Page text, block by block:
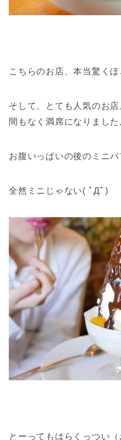
こちらのお店、本当驚くほ
そして、とても人気のお
間もなく満席になりました
お腹いっぱいの後のミニパ
全然ミニじゃない( ﾟДﾟ)
とーってもはらくっつい